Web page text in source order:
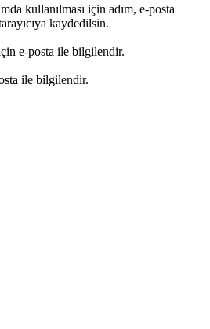
kullanılması için adım, e-posta
kaydedilsin.
e-posta ile bilgilendir.
ile bilgilendir.